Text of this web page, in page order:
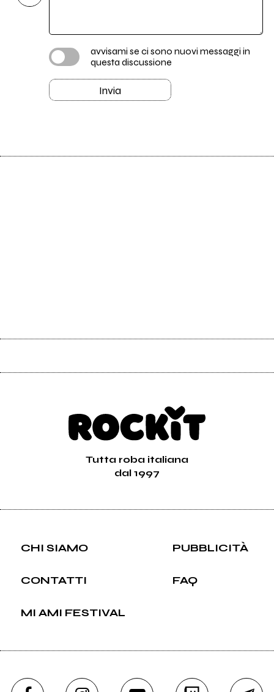
avvisami se ci sono nuovi messaggi in
questa discussione
Invia
Tutta roba italiana
dal 1997
CHI SIAMO PUBBLICITÀ
CONTATTI FAQ
MI AMI FESTIVAL